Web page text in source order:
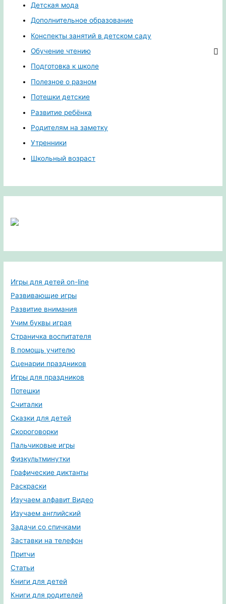
Детская мода
Дополнительное образование
Конспекты занятий в детском саду
Обучение чтению
Подготовка к школе
Полезное о разном
Потешки детские
Развитие ребёнка
Родителям на заметку
Утренники
Школьный возраст
Игры для детей on-line
Развивающие игры
Развитие внимания
Учим буквы играя
Страничка воспитателя
В помощь учителю
Сценарии праздников
Игры для праздников
Потешки
Считалки
Сказки для детей
Скороговорки
Пальчиковые игры
Физкультминутки
Графические диктанты
Раскраски
Изучаем алфавит Видео
Изучаем английский
Задачи со спичками
Заставки на телефон
Притчи
Статьи
Книги для детей
Книги для родителей